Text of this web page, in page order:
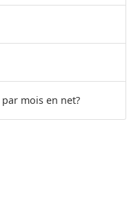
mois en net?